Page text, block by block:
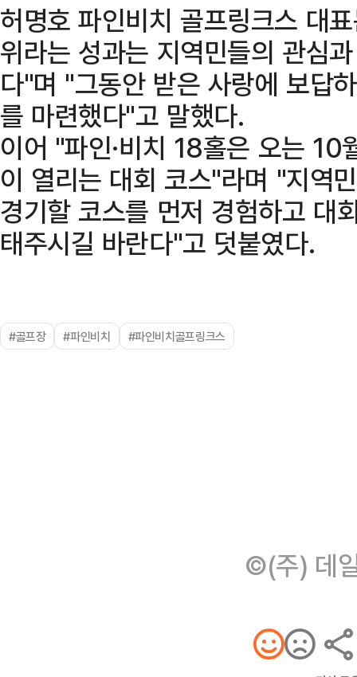
허명호 파인비치 골프링크스 대
위라는 성과는 지역민들의 관심
다"며 "그동안 받은 사랑에 보답
를 마련했다"고 말했다.
이어 "파인·비치 18홀은 오는
이 열리는 대회 코스"라며 "지역
경기할 코스를 먼저 경험하고 대
태주시길 바란다"고 덧붙였다.
#골프장 #파인비치 #파인비치골프링크스
©(주) 데